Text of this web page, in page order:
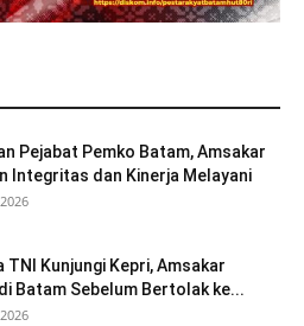
Pejabat Pemko Batam, Amsakar
Integritas dan Kinerja Melayani
TNI Kunjungi Kepri, Amsakar
Batam Sebelum Bertolak ke...